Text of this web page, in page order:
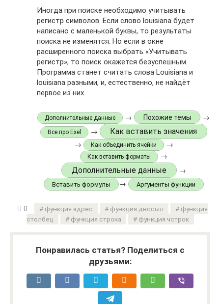
Иногда при поиске необходимо учитывать
регистр символов. Если слово louisiana будет
написано с маленькой буквы, то результаты
поиска не изменятся. Но если в окне
расширенного поиска выбрать «Учитывать
регистр», то поиск окажется безуспешным.
Программа станет считать слова Louisiana и
louisiana разными, и, естественно, не найдёт
первое из них.
Дополнительные данные → Похожие темы →
Все про Exel → Как вставить значения
→ Как объединить ячейки →
Как вставить форматы →
Дополнительные данные →
Вставить формулы → Аргументы функции
0 функция адрес функция двссыл
функция
столбец
функция строка функция чстрок
Понравилась статья? Поделиться с
друзьями: